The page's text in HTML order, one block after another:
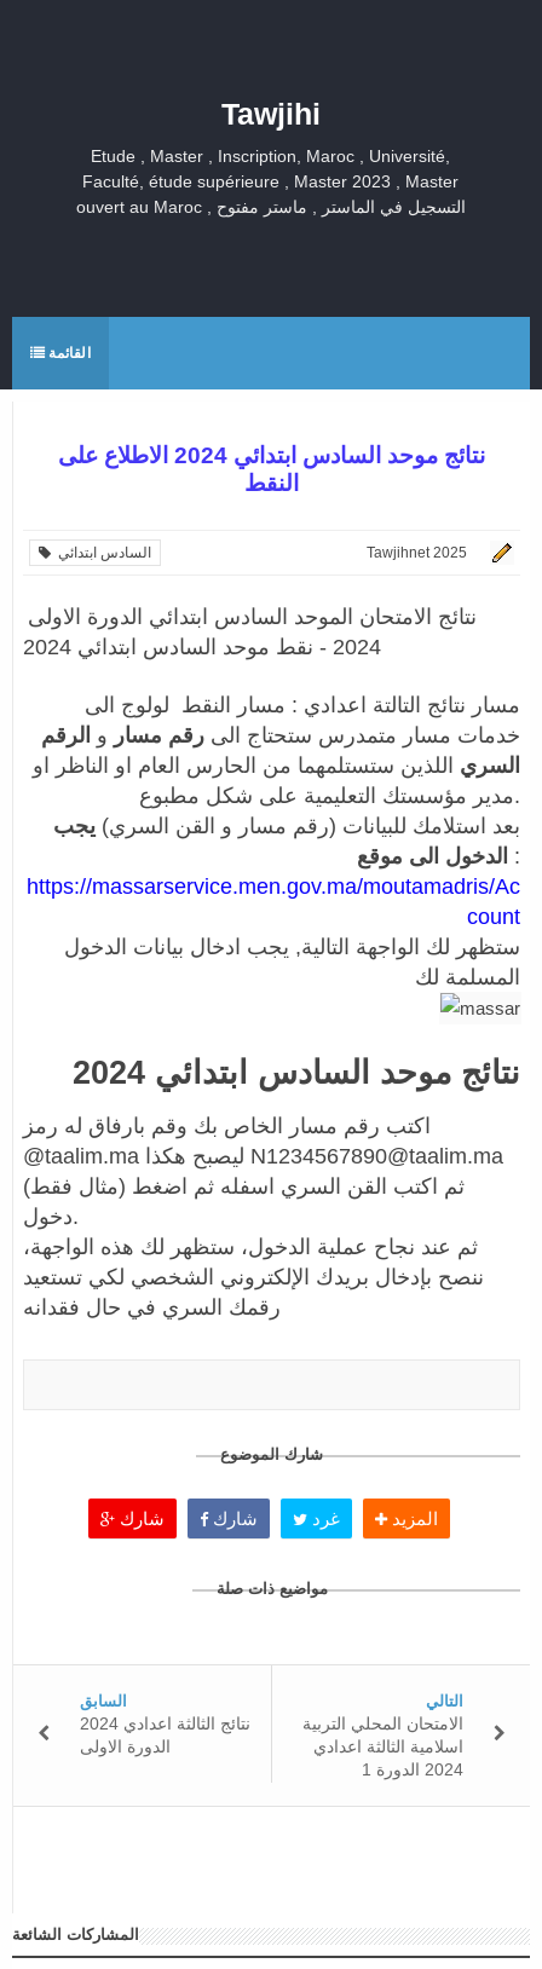
Tawjihi
Etude , Master , Inscription, Maroc , Université,
Faculté, étude supérieure , Master 2023 , Master
ouvert au Maroc , التسجيل في الماستر , ماستر مفتوح
القائمة
نتائج موحد السادس ابتدائي 2024 الاطلاع على
النقط
Tawjihnet 2025 السادس ابتدائي
نتائج الامتحان الموحد السادس ابتدائي الدورة الاولى
2024 - نقط موحد السادس ابتدائي 2024
مسار نتائج التالتة اعدادي : مسار النقط لولوج الى
خدمات مسار متمدرس ستحتاج الى رقم مسار و الرقم
السري اللذين ستستلمهما من الحارس العام او الناظر او
مدير مؤسستك التعليمية على شكل مطبوع.
بعد استلامك للبيانات (رقم مسار و القن السري) يجب
الدخول الى موقع :
https://massarservice.men.gov.ma/moutamadris/Ac
count
ستظهر لك الواجهة التالية, يجب ادخال بيانات الدخول
المسلمة لك
نتائج موحد السادس ابتدائي 2024
اكتب رقم مسار الخاص بك وقم بارفاق له رمز
@taalim.ma ليصبح هكذا N1234567890@taalim.ma
(مثال فقط) ثم اكتب القن السري اسفله ثم اضغط
دخول.
ثم عند نجاح عملية الدخول، ستظهر لك هذه الواجهة،
ننصح بإدخال بريدك الإلكتروني الشخصي لكي تستعيد
رقمك السري في حال فقدانه
شارك الموضوع
شارك شارك غرد المزيد
مواضيع ذات صلة
التالي
الامتحان المحلي التربية
اسلامية الثالثة اعدادي
2024 الدورة 1
السابق
نتائج الثالثة اعدادي 2024
الدورة الاولى
المشاركات الشائعة